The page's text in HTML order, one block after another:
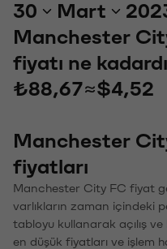
30 Mart
Manchester
fiyatı ne
₺88,67≈$4,52
Manchester
fiyatları
Manchester City FC fiyat
varlıkların zaman içindeki
tabloyu kullanarak açılış
en düşük fiyatları ve işlem